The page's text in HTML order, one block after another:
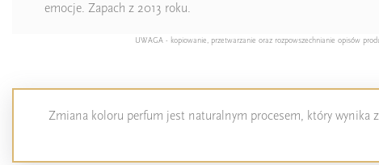
emocje. Zapach z 2013 roku.
UWAGA - kopiowanie, przetwarzanie oraz rozpowszechnianie opisów
Zmiana koloru perfum jest naturalnym procesem, który wynika